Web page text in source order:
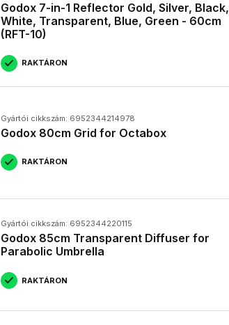
Godox 7-in-1 Reflector Gold, Silver, Black,
White, Transparent, Blue, Green - 60cm
(RFT-10)
RAKTÁRON
Gyártói cikkszám: 6952344214978
Godox 80cm Grid for Octabox
RAKTÁRON
Gyártói cikkszám: 6952344220115
Godox 85cm Transparent Diffuser for
Parabolic Umbrella
RAKTÁRON